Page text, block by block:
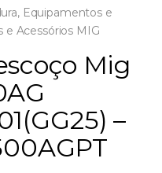
, Equipamentos e
e Acessórios MIG
Mig
–